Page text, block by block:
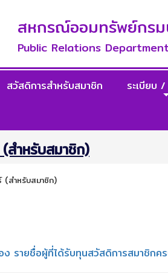
สหกรณ์ออมทรัพย์กรม
Public Relations
สวัสดิการสำหรับสมาชิก ระเบียบ
สำหรับสมาชิก)
(สำหรับสมาชิก)
ง รายชื่อผู้ที่ได้รับทุนสวัสดิการสมาชิก